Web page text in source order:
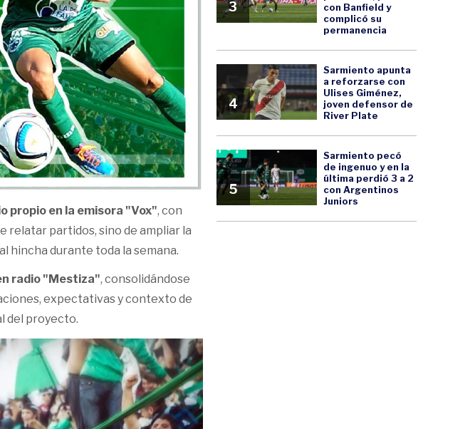
propio en la emisora "Vox", con
relatar partidos, sino de ampliar la
hincha durante toda la semana.
radio "Mestiza", consolidándose
expectativas y contexto de
del proyecto.
3
con Banfield y
complicó su
permanencia
4
Sarmiento apunta
a reforzarse con
Ulises Giménez,
joven defensor de
River Plate
5
Sarmiento pecó
de ingenuo y en la
última perdió 3 a 2
con Argentinos
Juniors